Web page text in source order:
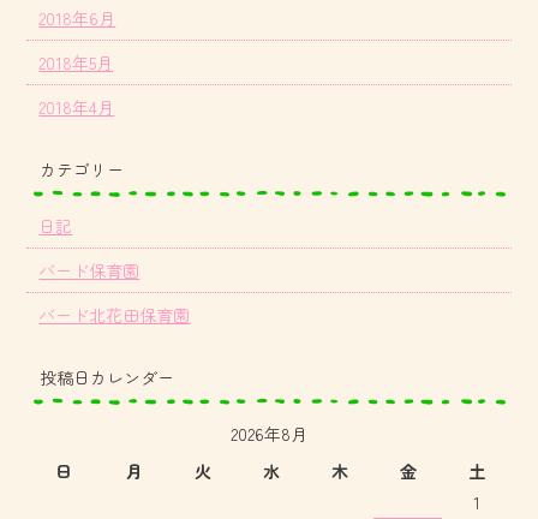
2018年6月
2018年5月
2018年4月
カテゴリー
日記
バード保育園
バード北花田保育園
投稿日カレンダー
2026年8月
日
月 火 水 木 金
土
1